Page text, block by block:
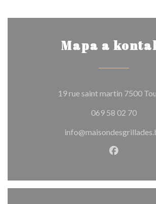
Mapa a
19 rue saint martin 7500
069 58 02 70
Facebook